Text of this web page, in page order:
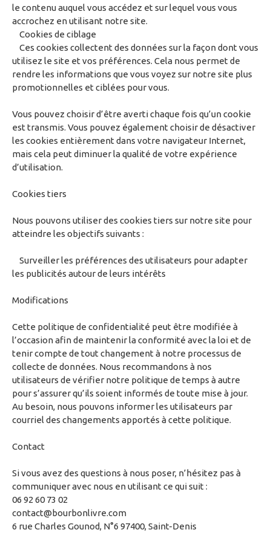
le contenu auquel vous accédez et sur lequel vous vous
accrochez en utilisant notre site.
Cookies de ciblage
Ces cookies collectent des données sur la façon dont vous
utilisez le site et vos préférences. Cela nous permet de
rendre les informations que vous voyez sur notre site plus
promotionnelles et ciblées pour vous.
Vous pouvez choisir d’être averti chaque fois qu’un cookie
est transmis. Vous pouvez également choisir de désactiver
les cookies entièrement dans votre navigateur Internet,
mais cela peut diminuer la qualité de votre expérience
d’utilisation.
Cookies tiers
Nous pouvons utiliser des cookies tiers sur notre site pour
atteindre les objectifs suivants :
Surveiller les préférences des utilisateurs pour adapter
les publicités autour de leurs intérêts
Modifications
Cette politique de confidentialité peut être modifiée à
l’occasion afin de maintenir la conformité avec la loi et de
tenir compte de tout changement à notre processus de
collecte de données. Nous recommandons à nos
utilisateurs de vérifier notre politique de temps à autre
pour s’assurer qu’ils soient informés de toute mise à jour.
Au besoin, nous pouvons informer les utilisateurs par
courriel des changements apportés à cette politique.
Contact
Si vous avez des questions à nous poser, n’hésitez pas à
communiquer avec nous en utilisant ce qui suit :
06 92 60 73 02
contact@bourbonlivre.com
6 rue Charles Gounod, N°6 97400, Saint-Denis